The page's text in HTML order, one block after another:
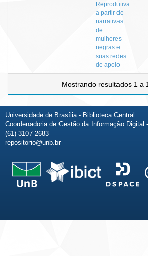
Reprodutiva
a partir de
narrativas
de
mulheres
negras e
suas redes
de apoio
Mostrando resultados 1 a
Universidade de Brasília - Biblioteca Central
Coordenadoria de Gestão da Informação Digital
(61) 3107-2683
repositorio@unb.br